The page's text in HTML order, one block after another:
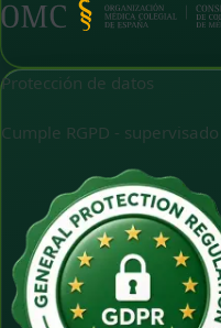
Protección de datos
Cumple RGPD -